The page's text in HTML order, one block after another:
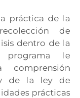
práctica de la
de
dentro de la
programa le
comprensión
de la ley de
prácticas